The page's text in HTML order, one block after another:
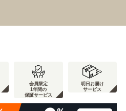
会員限定
1年間の
保証サービス
明日お届け
サービス